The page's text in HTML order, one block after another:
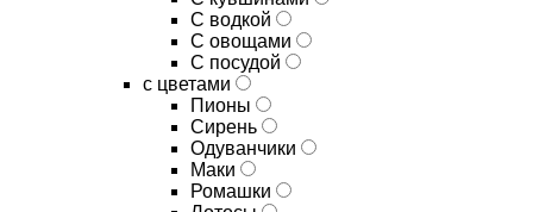
C водкой
C овощами
C посудой
с цветами
Пионы
Сирень
Одуванчики
Маки
Ромашки